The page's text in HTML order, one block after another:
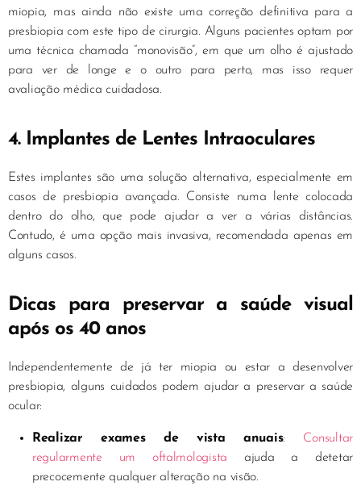
miopia, mas ainda não existe uma correção definitiva para a
presbiopia com este tipo de cirurgia. Alguns pacientes optam por
uma técnica chamada “monovisão”, em que um olho é ajustado
para ver de longe e o outro para perto, mas isso requer
avaliação médica cuidadosa.
4. Implantes de Lentes Intraoculares
Estes implantes são uma solução alternativa, especialmente em
casos de presbiopia avançada. Consiste numa lente colocada
dentro do olho, que pode ajudar a ver a várias distâncias.
Contudo, é uma opção mais invasiva, recomendada apenas em
alguns casos.
Dicas para preservar a saúde visual
após os 40 anos
Independentemente de já ter miopia ou estar a desenvolver
presbiopia, alguns cuidados podem ajudar a preservar a saúde
ocular:
Realizar exames de vista anuais: Consultar
regularmente um oftalmologista ajuda a detetar
precocemente qualquer alteração na visão.